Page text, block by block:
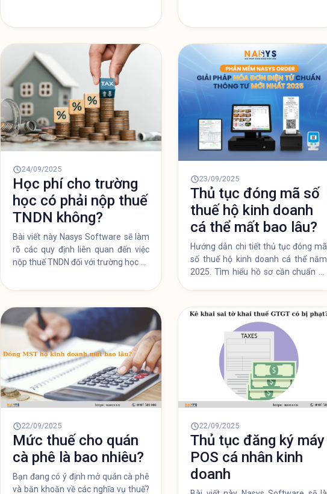
24/09/2025
Học phí cho trường
học có phải nộp thuế
TNDN không?
Bài viết này Nasys Software sẽ làm
rõ các quy định liên quan đến việc
nộp thuế TNDN đối với trường học có
23/09/2025
Thủ tục đóng mã số
thuế hộ kinh doanh
cá thể mất bao lâu?
Hướng dẫn chi tiết thủ tục đóng mã
số thuế hộ kinh doanh cá thể năm
2025. Tìm hiểu hồ sơ cần chuẩn bị,
online được không.
22/09/2025
Mức thuế cho quán
cà phê là bao nhiêu?
Bạn đang có ý định mở quán cà phê
và băn khoăn về các nghĩa vụ thuế?
22/09/2025
Thủ tục đăng ký máy
POS cá nhân kinh
doanh